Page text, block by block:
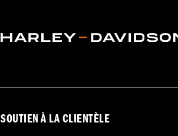
SOUTIEN À LA CLIENTÈLE